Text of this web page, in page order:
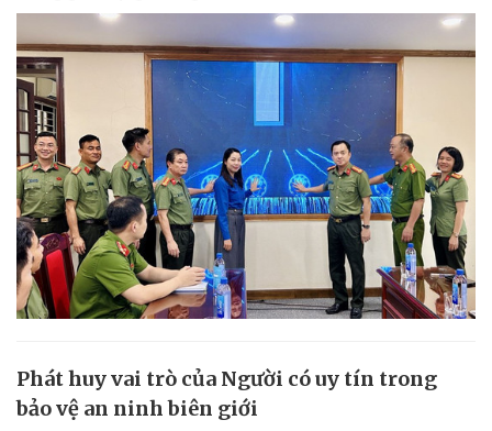
Phát huy vai trò của Người có uy tín trong
bảo vệ an ninh biên giới